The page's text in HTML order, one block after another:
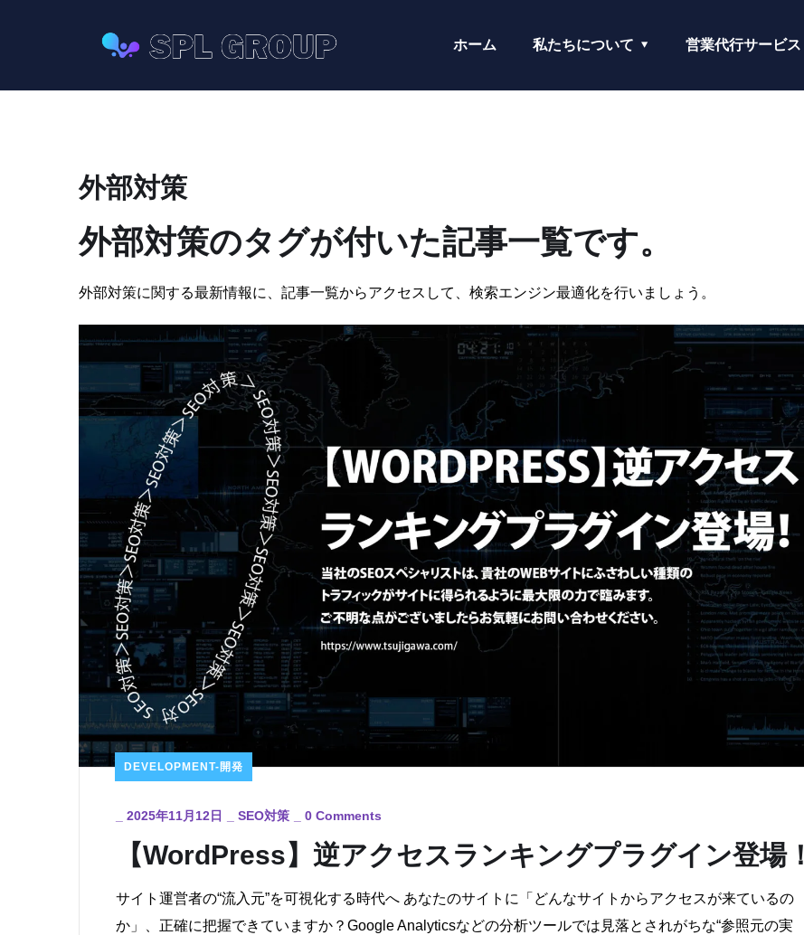
ホーム 私たちについて 営業代行サービス
外部対策
外部対策のタグが付いた記事一覧です。
外部対策に関する最新情報に、記事一覧からアクセスして、検索エンジン最適化を行いましょう。
DEVELOPMENT-開発
2025年11月12日 SEO対策 0 Comments
【WordPress】逆アクセスランキングプラグイン登場！
サイト運営者の“流入元”を可視化する時代へ あなたのサイトに「どんなサイトからアクセスが来ているの
か」、正確に把握できていますか？Google Analyticsなどの分析ツールでは見落とされがちな“参照元の実